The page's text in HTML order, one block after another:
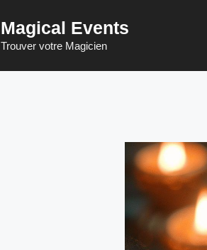
Magical Events
Trouver votre Magicien